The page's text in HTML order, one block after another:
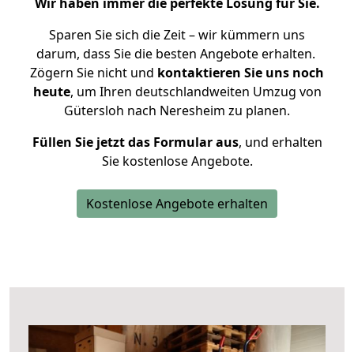
Sparen Sie sich die Zeit – wir kümmern uns
darum, dass Sie die besten Angebote erhalten.
Zögern Sie nicht und kontaktieren Sie uns noch
heute, um Ihren deutschlandweiten Umzug von
Gütersloh nach Neresheim zu planen.
Füllen Sie jetzt das Formular aus, und erhalten
Sie kostenlose Angebote.
Kostenlose Angebote erhalten